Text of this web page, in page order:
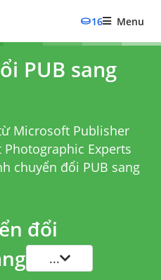
16 Menu
PUB sang
Microsoft Publisher
Experts
chuyển đổi PUB sang
đổi
...